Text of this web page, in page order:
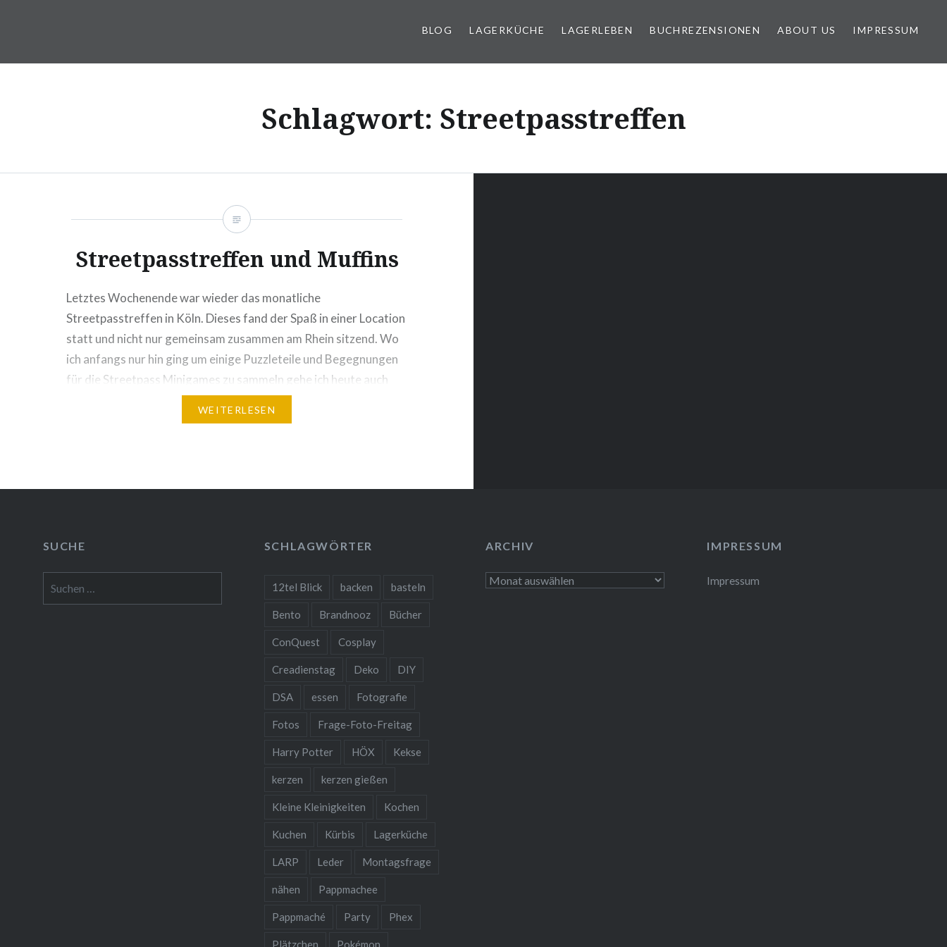
BLOG LAGERKÜCHE LAGERLEBEN BUCHREZENSIONEN ABOUT US IMPRESSUM
Schlagwort: Streetpasstreffen
Streetpasstreffen und Muffins
Letztes Wochenende war wieder das monatliche
Streetpasstreffen in Köln. Dieses fand der Spaß in einer Location
statt und nicht nur gemeinsam zusammen am Rhein sitzend. Wo
ich anfangs nur hin ging um einige Puzzleteile und Begegnungen
für die Streetpass Minigames zu sammeln gehe ich heute auch
hin, um mich mit Freunden zu treffen. Denn inzwischen…
WEITERLESEN
SUCHE
nach:
SCHLAGWÖRTER
12tel Blick backen basteln
Bento Brandnooz Bücher
ConQuest Cosplay
Creadienstag Deko DIY
DSA essen Fotografie
Fotos Frage-Foto-Freitag
Harry Potter HÖX Kekse
kerzen kerzen gießen
Kleine Kleinigkeiten Kochen
Kuchen Kürbis Lagerküche
LARP Leder Montagsfrage
nähen Pappmachee
Pappmaché Party Phex
Plätzchen Pokémon
ARCHIV
Archiv
IMPRESSUM
Impressum